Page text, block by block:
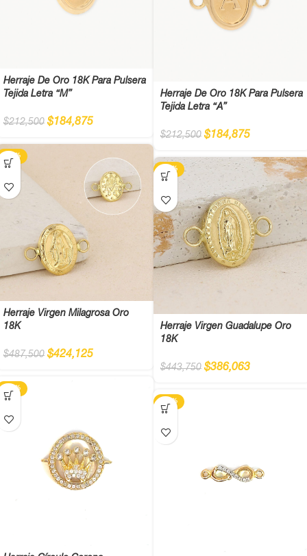
Herraje De Oro 18K Para Pulsera
Tejida Letra “M”
$212,500 $184,875
Herraje De Oro 18K Para Pulsera
Tejida Letra “A”
$212,500 $184,875
-13%
Herraje Virgen Milagrosa Oro
18K
$487,500 $424,125
-13%
Herraje Virgen Guadalupe Oro
18K
$443,750 $386,063
-13%
-13%